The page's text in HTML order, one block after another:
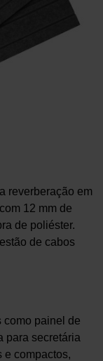
reverberação em
12 mm de
de poliéster.
de cabos
como painel de
para secretária
e compactos,